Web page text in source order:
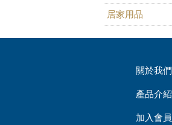
居家用品
關於我們
產品介紹
加入會員